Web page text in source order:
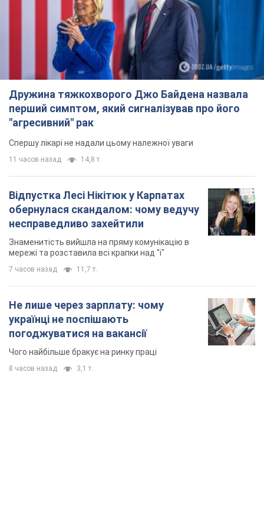
Дружина тяжкохворого Джо Байдена назвала
перший симптом, який сигналізував про його
"агресивний" рак
Спершу лікарі не надали цьому належної уваги
11 часов назад 14,8 т.
Відпустка Лесі Нікітюк у Карпатах
обернулася скандалом: чому ведучу
несправедливо захейтили
Знаменитість вийшла на пряму комунікацію в
мережі та розставила всі крапки над "і"
7 часов назад 11,7 т.
Не лише через зарплату: чому
українці не поспішають
погоджуватися на вакансії
Чого найбільше бракує на ринку праці
8 часов назад 3,1 т.